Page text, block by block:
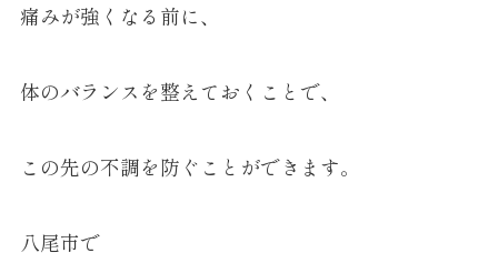
痛みが強くなる前に、
体のバランスを整えておくことで、
この先の不調を防ぐことができます。
八尾市で